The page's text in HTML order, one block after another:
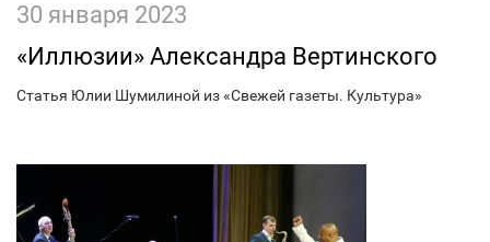
30 января 2023
«Иллюзии» Александра Вертинского
Статья Юлии Шумилиной из «Свежей газеты. Культура»